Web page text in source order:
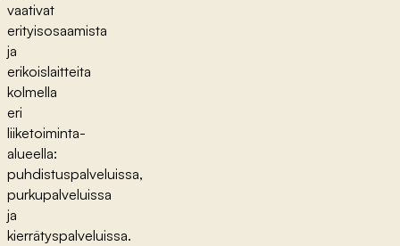
vaativat
erityisosaamista
ja
erikoislaitteita
kolmella
eri
liiketoiminta-
alueella:
puhdistuspalveluissa,
purkupalveluissa
ja
kierrätyspalveluissa.